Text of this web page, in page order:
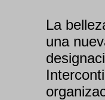
La
una